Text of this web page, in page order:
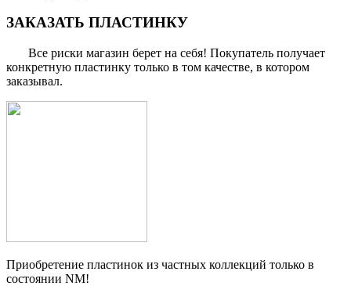
ЗАКАЗАТЬ ПЛАСТИНКУ
Все риски магазин берет на себя! Покупатель получает
конкретную пластинку только в том качестве, в котором
заказывал.
Приобретение пластинок из частных коллекций только в
состоянии NM!